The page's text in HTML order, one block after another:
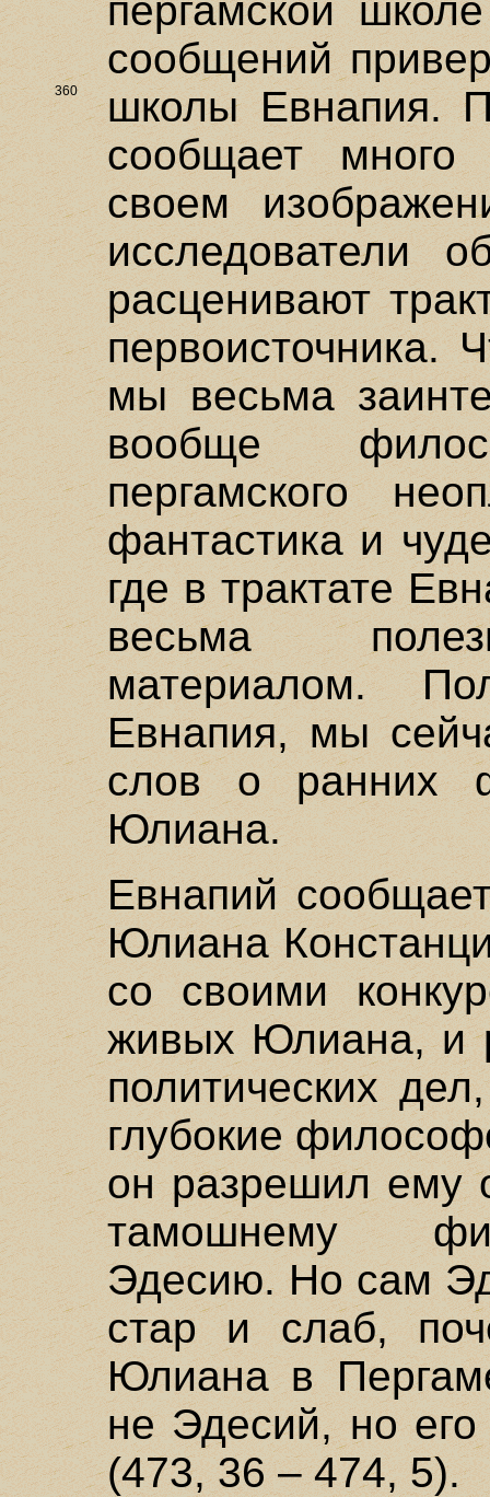
пергамской
сообщений
школы Евнапия.
360
сообщает много
своем
исследователи
расценивают
первоисточника.
мы весьма
вообще
пергамского
фантастика и
где в трактате
весьма
материалом.
Евнапия, мы
слов о ранних
Юлиана.
Евнапий
Юлиана
со своими
живых Юлиана, и
политических
глубокие
он разрешил ему
тамошнему
Эдесию. Но сам
стар и слаб,
Юлиана в
не Эдесий, но
(473, 36 – 474, 5).